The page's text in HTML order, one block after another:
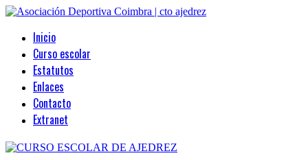
Inicio
Curso escolar
Estatutos
Enlaces
Contacto
Extranet